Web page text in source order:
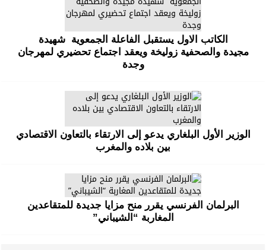
الكاتب الاول يستقبل الفاعلة الجمعوية شهيدة
مجيدة والصحفية زوليخة ويعقد اجتماع تحضيري لمهرجان
وجدة
الوزير الأول البلغاري يدعو إلى الارتقاء بالتعاون الاقتصادي
بين بلاده والمغرب
البرلمان الفرنسي يقرر منح مزايا جديدة للمتقاعدين
المغاربة “الشيباني”